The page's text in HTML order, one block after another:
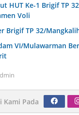
HUT Ke-1 Brigif TP
Voli
Brigif TP 32/
VI/Mulawarman
Kami Pada